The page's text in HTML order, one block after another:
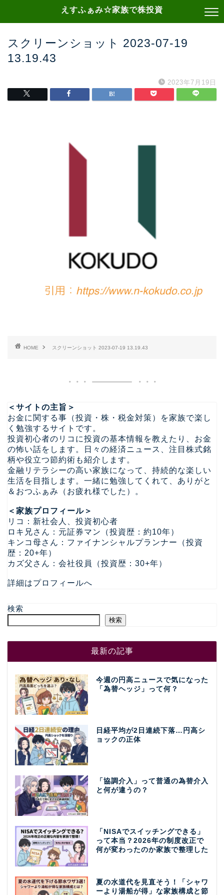
えすふぁみ☆家族で株投資
スクリーンショット 2023-07-19
13.19.43
2023年7月19日
HOME スクリーンショット 2023-07-19 13.19.43
＜サイトの主旨＞
お金に関する事（投資・株・税金対策）を家族で楽し
く勉強するサイトです。
投資初心者のリコに投資の基本情報を教えたり、お金
の怖い話をします。日々の経済ニュース、注目株式銘
柄や役立つ節約術も紹介します。
金融リテラシーの高い家族になって、持続的な楽しい
生活を目指します。一緒に勉強してくれて、ありがと
＆おつふぁみ（お疲れ様でした）。
＜家族プロフィール＞
リコ：新社会人、投資初心者
ロキ兄さん：元証券マン（投資歴：約10年）
キンコ母さん：ファイナンシャルプランナー（投資
歴：20+年）
カズ父さん：会社役員（投資歴：30+年）
詳細はプロフィールへ
検索
検索
最新の記事
今週の円高ニュースで気になった
「為替ヘッジ」って何？
日経平均が2日連続下落…円高シ
ョックの正体
「協調介入」って普通の為替介入
と何が違うの？
「NISAでスイッチングできる」
って本当？2026年の制度改正で
何が変わったのか家族で整理した
夏の水道代を見直そう！「シャワ
ーより湯船が得」な家族構成と節